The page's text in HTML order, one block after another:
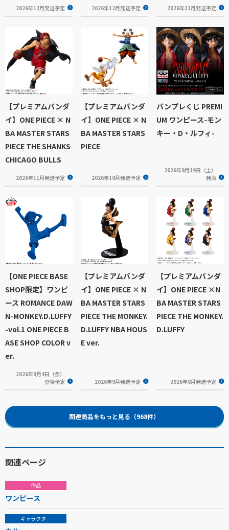
2026年12月発送予定 2026年12月発送予定 2026年11月発送予定
【プレミアムバンダ
イ】ONE PIECE × N
BA MASTER STARS
PIECE THE SHANKS
CHICAGO BULLS
2026年11月発送予定
【プレミアムバンダ
イ】ONE PIECE × N
BA MASTER STARS
PIECE
2026年10月発送予定
バンプレくじ PREMI
UM ワンピース-モン
キー・D・ルフィ-
2026年9月19日（土）
発売
【ONE PIECE BASE
SHOP限定】ワンピ
ース ROMANCE DAW
N-MONKEY.D.LUFFY
-vol.1 ONE PIECE B
ASE SHOP COLOR v
er.
2026年9月4日（金）
登場予定
【プレミアムバンダ
イ】ONE PIECE × N
BA MASTER STARS
PIECE THE MONKEY.
D.LUFFY NBA HOUS
E ver.
2026年9月発送予定
【プレミアムバンダ
イ】ONE PIECE ×N
BA MASTER STARS
PIECE THE MONKEY.
D.LUFFY
2026年8月発送予定
関連商品をもっと見る（968件）
関連ページ
作品
ワンピース
キャラクター